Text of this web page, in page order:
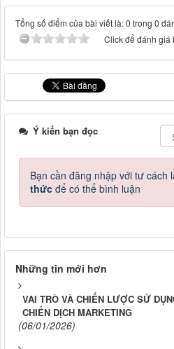
Tổng số điểm của bài viết là: 0 trong 0
Click để đánh giá
Ý kiến bạn đọc
Bạn cần đăng nhập với tư cách
thức để có thể bình luận
Những tin mới hơn
VAI TRÒ VÀ CHIẾN LƯỢC SỬ
CHIẾN DỊCH MARKETING
(06/01/2026)